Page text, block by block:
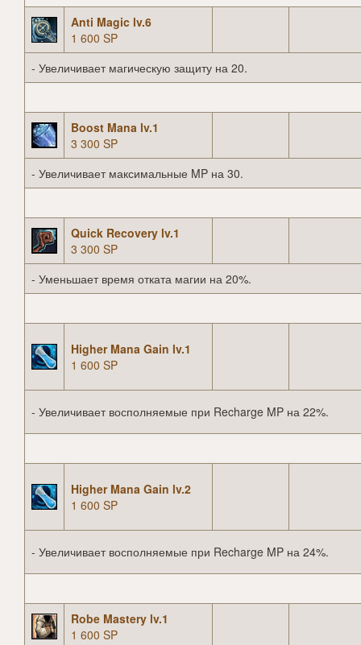
Anti Magic lv.6
1 600 SP
- Увеличивает магическую защиту на 20.
Boost Mana lv.1
3 300 SP
- Увеличивает максимальные MP на 30.
Quick Recovery lv.1
3 300 SP
- Уменьшает время отката магии на 20%.
Higher Mana Gain lv.1
1 600 SP
- Увеличивает восполняемые при Recharge MP на 22%.
Higher Mana Gain lv.2
1 600 SP
- Увеличивает восполняемые при Recharge MP на 24%.
Robe Mastery lv.1
1 600 SP